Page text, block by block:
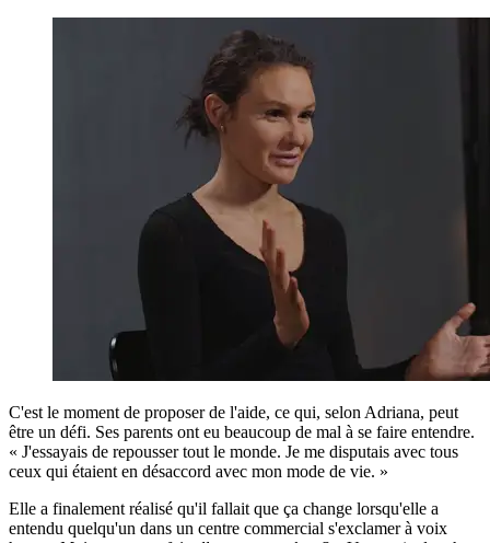
C'est le moment de proposer de l'aide, ce qui, selon Adriana, peut
être un défi. Ses parents ont eu beaucoup de mal à se faire entendre.
« J'essayais de repousser tout le monde. Je me disputais avec tous
ceux qui étaient en désaccord avec mon mode de vie. »
Elle a finalement réalisé qu'il fallait que ça change lorsqu'elle a
entendu quelqu'un dans un centre commercial s'exclamer à voix